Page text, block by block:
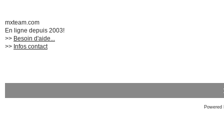
mxteam.com
En ligne depuis 2003!
>> Besoin d'aide...
>> Infos contact